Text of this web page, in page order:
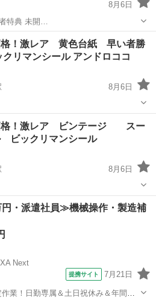
8月6日
特典 未開…
滅の刃
格！激レア 黄色台紙 早い者勝
クリマンシール アンドロココ
8月6日
その他
格！激レア ビンテージ スー
ビックリマンシール
8月6日
カードゲーム ビックリマンシール
・派遣社員≫機械操作・製造補
Next
提携サイト 7月21日
業！日勤専属＆土日祝休み＆年間休